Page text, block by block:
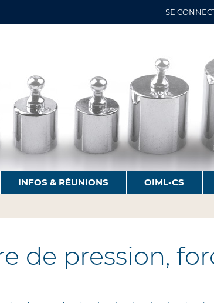
SE
INFOS & RÉUNIONS OIML-CS
de pression,